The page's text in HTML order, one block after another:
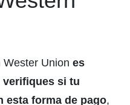
Wester Union es
verifiques si tu
esta forma de pago,